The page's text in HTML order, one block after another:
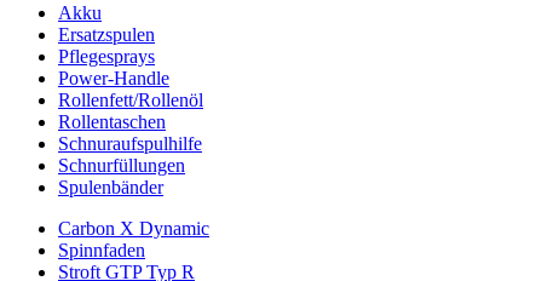
Akku
Ersatzspulen
Pflegesprays
Power-Handle
Rollenfett/Rollenöl
Rollentaschen
Schnuraufspulhilfe
Schnurfüllungen
Spulenbänder
Carbon X Dynamic
Spinnfaden
Stroft GTP Typ R